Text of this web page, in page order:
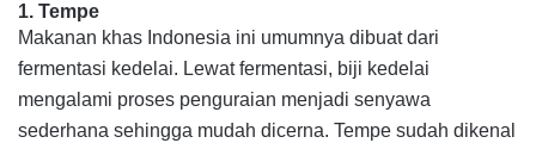
1. Tempe
Makanan khas Indonesia ini umumnya dibuat dari
fermentasi kedelai. Lewat fermentasi, biji kedelai
mengalami proses penguraian menjadi senyawa
sederhana sehingga mudah dicerna. Tempe sudah dikenal